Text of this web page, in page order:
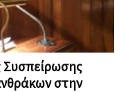
Συσπείρωσης
στην